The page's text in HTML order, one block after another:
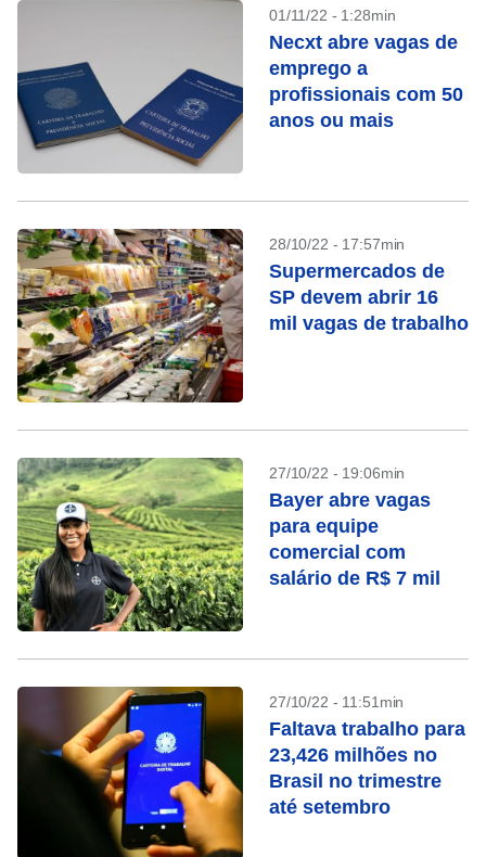
01/11/22 - 1:28min
Necxt abre vagas de
emprego a
profissionais com 50
anos ou mais
28/10/22 - 17:57min
Supermercados de
SP devem abrir 16
mil vagas de trabalho
27/10/22 - 19:06min
Bayer abre vagas
para equipe
comercial com
salário de R$ 7 mil
27/10/22 - 11:51min
Faltava trabalho para
23,426 milhões no
Brasil no trimestre
até setembro